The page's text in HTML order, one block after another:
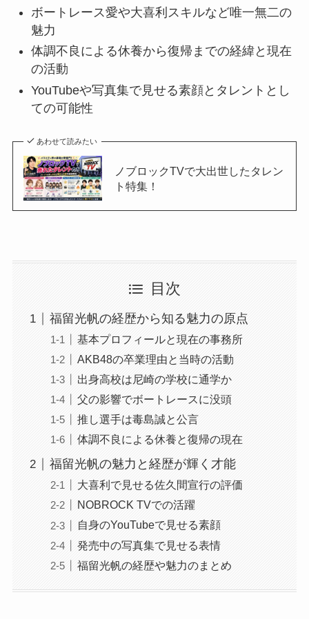
ボートレース愛や大喜利スキルなど唯一無二の
魅力
体調不良による休養から復帰までの経緯と現在
の活動
YouTubeや写真集で見せる素顔とタレントとし
ての可能性
あわせて読みたい
ノブロックTVで大出世したタレン
ト特集！
目次
福留光帆の経歴から知る魅力の原点
基本プロフィールと現在の事務所
AKB48の卒業理由と当時の活動
出身高校は尼崎の学校に通学か
父の影響でボートレースに没頭
推し選手は毒島誠と公言
体調不良による休養と復帰の現在
福留光帆の魅力と経歴が輝く才能
大喜利で見せる佐久間宣行の評価
NOBROCK TVでの活躍
自身のYouTubeで見せる素顔
発売中の写真集で見せる表情
福留光帆の経歴や魅力のまとめ